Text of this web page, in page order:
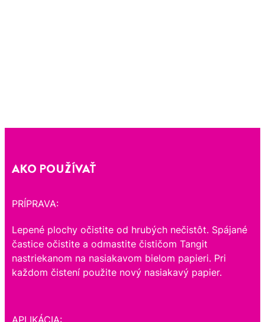
AKO POUŽÍVAŤ
PRÍPRAVA:
Lepené plochy očistite od hrubých nečistôt. Spájané
častice očistite a odmastite čističom Tangit
nastriekanom na nasiakavom bielom papieri. Pri
každom čistení použite nový nasiakavý papier.
APLIKÁCIA: